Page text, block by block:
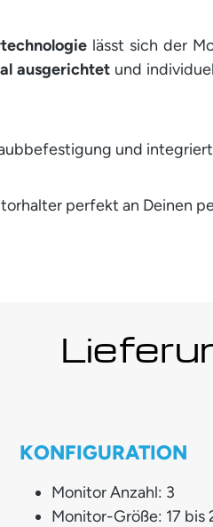
lässt sich der
ausgerichtet und
und
perfekt an Deinen
KONFIGURATION
Monitor Anzahl: 3
Monitor-Größe: 17 bis